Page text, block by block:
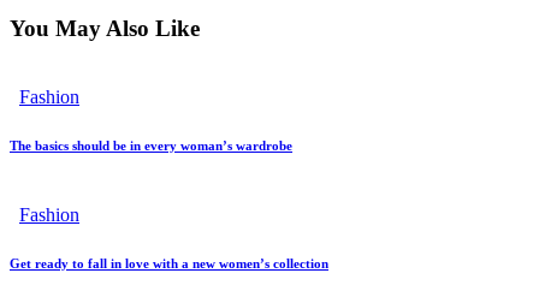
You May Also Like
Fashion
The basics should be in every woman’s wardrobe
Fashion
Get ready to fall in love with a new women’s collection